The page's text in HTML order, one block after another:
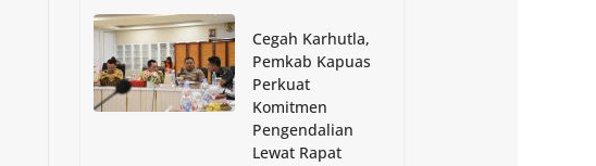
Cegah Karhutla,
Pemkab Kapuas
Perkuat
Komitmen
Pengendalian
Lewat Rapat